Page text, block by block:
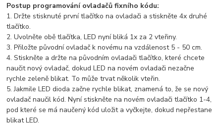
Postup programování ovladačů fixního kódu:
1. Držte stisknuté první tlačítko na ovladači a stiskněte 4x druhé
tlačítko.
2. Uvolněte obě tlačítka, LED nyní bliká 1x za 2 vteřiny.
3. Přiložte původní ovladač k novému na vzdálenost 5 - 50 cm.
4. Stiskněte a držte na původním ovladači tlačítko, které chcete
naučit nový ovladač, dokud LED na novém ovladači nezačne
rychle zeleně blikat. To může trvat několik vteřin.
5. Jakmile LED dioda začne rychle blikat, znamená to, že se nový
ovladač naučil kód. Nyní stiskněte na novém ovladači tlačítko 1-4,
pod které se má naučený kód uložit a vyčkejte, dokud nepřestane
blikat LED.